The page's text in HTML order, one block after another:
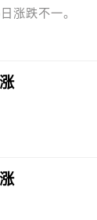
涨跌不一。